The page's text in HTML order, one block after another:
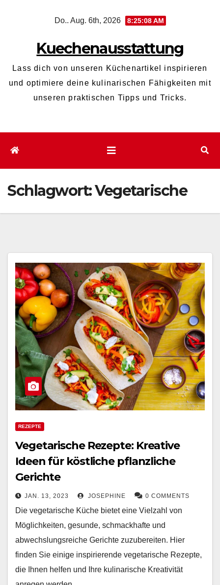
Do.. Aug. 6th, 2026 8:25:08 AM
Kuechenausstattung
Lass dich von unseren Küchenartikel inspirieren
und optimiere deine kulinarischen Fähigkeiten mit
unseren praktischen Tipps und Tricks.
Schlagwort:Vegetarische
REZEPTE
Vegetarische Rezepte: Kreative
Ideen für köstliche pflanzliche
Gerichte
JAN. 13, 2023 JOSEPHINE 0 COMMENTS
Die vegetarische Küche bietet eine Vielzahl von
Möglichkeiten, gesunde, schmackhafte und
abwechslungsreiche Gerichte zuzubereiten. Hier
finden Sie einige inspirierende vegetarische Rezepte,
die Ihnen helfen und Ihre kulinarische Kreativität